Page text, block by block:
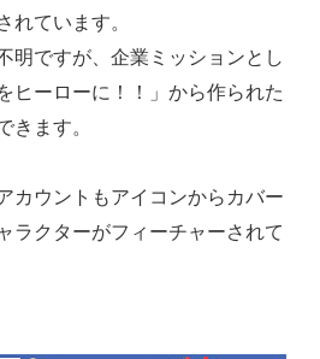
れています。
明ですが、企業ミッションとし
ヒーローに！！」から作られた
きます。
カウントもアイコンからカバー
ラクターがフィーチャーされて